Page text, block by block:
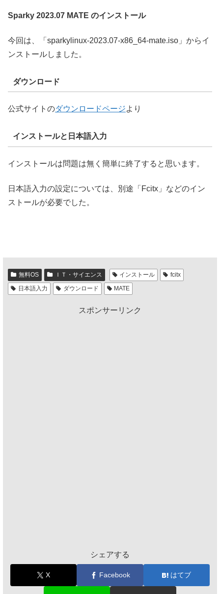
Sparky 2023.07 MATE のインストール
今回は、「sparkylinux-2023.07-x86_64-mate.iso」からイ
ンストールしました。
ダウンロード
公式サイトのダウンロードページより
インストールと日本語入力
インストールは問題は無く簡単に終了すると思います。
日本語入力の設定については、別途「Fcitx」などのイン
ストールが必要でした。
無料OS ＩＴ・サイエンス インストール
fcitx
日本語入力
ダウンロード MATE
スポンサーリンク
シェアする
X Facebook はてブ